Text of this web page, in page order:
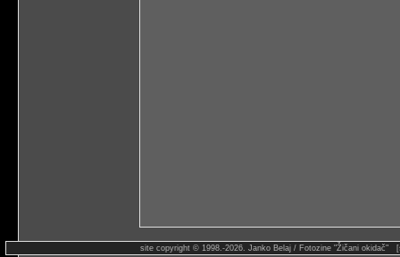
site copyright © 1998.-2026. Janko Belaj / Fotozine "Žičani okidač"